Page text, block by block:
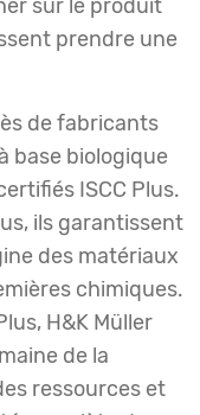
sur le produit
prendre une
de fabricants
base biologique
ISCC Plus.
ils garantissent
des matériaux
chimiques.
H&K Müller
de la
ressources et